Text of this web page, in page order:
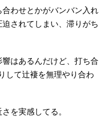
わせとかがバンバン入れ
されてしまい、滞りがち
はあるんだけど、打ち合
して辻褄を無理やり合わ
を実感してる。